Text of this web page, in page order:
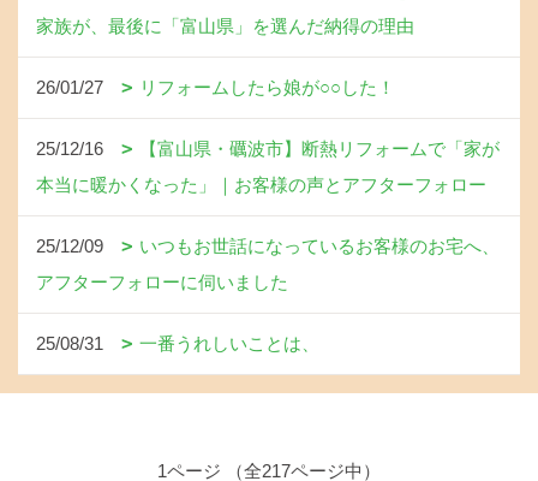
家族が、最後に「富山県」を選んだ納得の理由
26/01/27 リフォームしたら娘が○○した！
25/12/16
【富山県・礪波市】断熱リフォームで「家が
本当に暖かくなった」｜お客様の声とアフターフォロー
25/12/09
いつもお世話になっているお客様のお宅へ、
アフターフォローに伺いました
25/08/31 一番うれしいことは、
1ページ （全217ページ中）